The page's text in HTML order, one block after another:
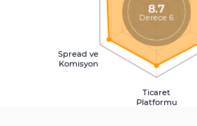
Ticaret
Platformu
Spread ve
Komisyon
8.7
Derece 6